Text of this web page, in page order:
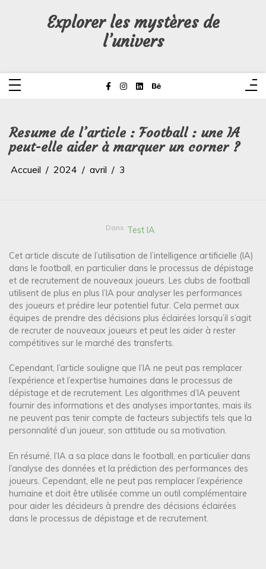
Explorer les mystères de
l’univers
Resume de l’article : Football : une IA
peut-elle aider à marquer un corner ?
Accueil 2024 avril 3
Dans Test IA
Cet article discute de l’utilisation de l’intelligence artificielle (IA)
dans le football, en particulier dans le processus de dépistage
et de recrutement de nouveaux joueurs. Les clubs de football
utilisent de plus en plus l’IA pour analyser les performances
des joueurs et prédire leur potentiel futur. Cela permet aux
équipes de prendre des décisions plus éclairées lorsqu’il s’agit
de recruter de nouveaux joueurs et peut les aider à rester
compétitives sur le marché des transferts.
Cependant, l’article souligne que l’IA ne peut pas remplacer
l’expérience et l’expertise humaines dans le processus de
dépistage et de recrutement. Les algorithmes d’IA peuvent
fournir des informations et des analyses importantes, mais ils
ne peuvent pas tenir compte de facteurs subjectifs tels que la
personnalité d’un joueur, son attitude ou sa motivation.
En résumé, l’IA a sa place dans le football, en particulier dans
l’analyse des données et la prédiction des performances des
joueurs. Cependant, elle ne peut pas remplacer l’expérience
humaine et doit être utilisée comme un outil complémentaire
pour aider les décideurs à prendre des décisions éclairées
dans le processus de dépistage et de recrutement.